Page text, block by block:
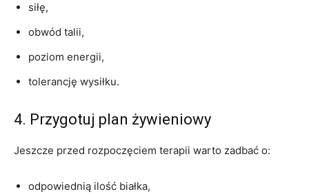
siłę,
obwód talii,
poziom energii,
tolerancję wysiłku.
4. Przygotuj plan żywieniowy
Jeszcze przed rozpoczęciem terapii warto zadbać o:
odpowiednią ilość białka,